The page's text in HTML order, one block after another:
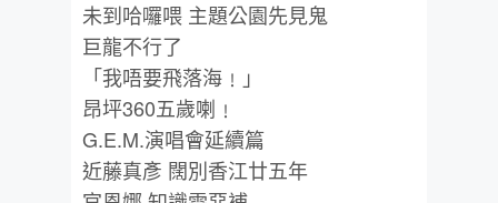
未到哈囉喂 主題公園先見鬼
巨龍不行了
「我唔要飛落海﹗」
昂坪360五歲喇﹗
G.E.M.演唱會延續篇
近藤真彥 闊別香江廿五年